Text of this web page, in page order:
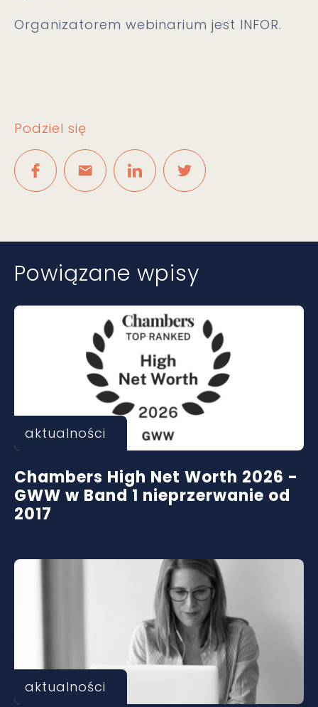
Organizatorem webinarium jest INFOR.
Podziel się
Powiązane wpisy
aktualności
Chambers High Net Worth 2026 -
GWW w Band 1 nieprzerwanie od
2017
aktualności